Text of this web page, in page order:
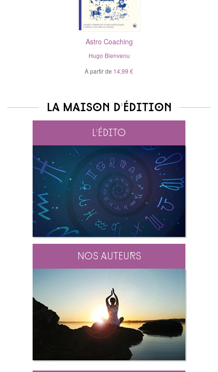
Astro Coaching
Hugo Bienvenu
À partir de 14,99 €
La maison d'édition
L'édito
Nos auteurs